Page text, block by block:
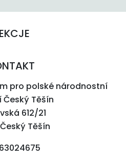
pro polské národnostní
Těšín
612/21
Těšín